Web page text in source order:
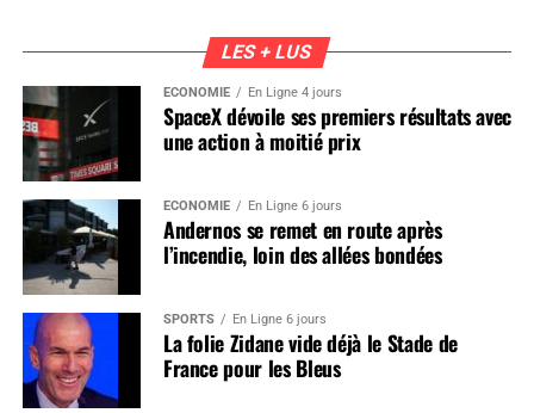
LES + LUS
ÉCONOMIE En Ligne 4 jours
SpaceX dévoile ses premiers résultats avec
une action à moitié prix
ÉCONOMIE En Ligne 6 jours
Andernos se remet en route après
l’incendie, loin des allées bondées
SPORTS En Ligne 6 jours
La folie Zidane vide déjà le Stade de
France pour les Bleus